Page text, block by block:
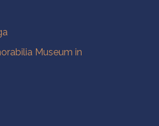
Museum in